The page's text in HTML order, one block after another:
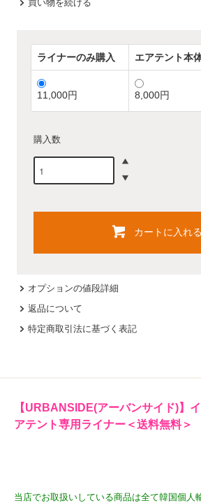
買い物を続ける
ライナーのみ購入 エアテント本
11,000円 8,000円
購入数
カートに入れる
オプションの値段詳細
返品について
特定商取引法に基づく表記
【URBANSIDE(アーバンサイド)】
アテント専用ライナー＜送料無料＞
当店でお取扱いしている商品は全て韓国個人